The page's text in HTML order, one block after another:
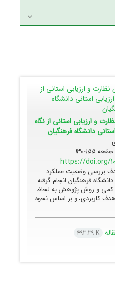
و ارزیابی استانی از نگاه
دانشگاه فرهنگیان
155-130
https://doi.org/
بررسی وضعیت عملکرد
فرهنگیان انجام گرفته
کمی و روش پژوهش به لحاظ
کاربردی، و بر اساس نحوه
493.39 K